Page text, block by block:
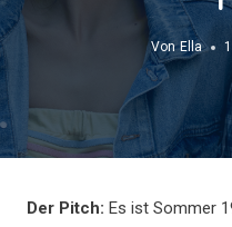
Von Ella
Der Pitch: Es ist Sommer